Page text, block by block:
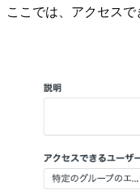
ここでは、アクセスで